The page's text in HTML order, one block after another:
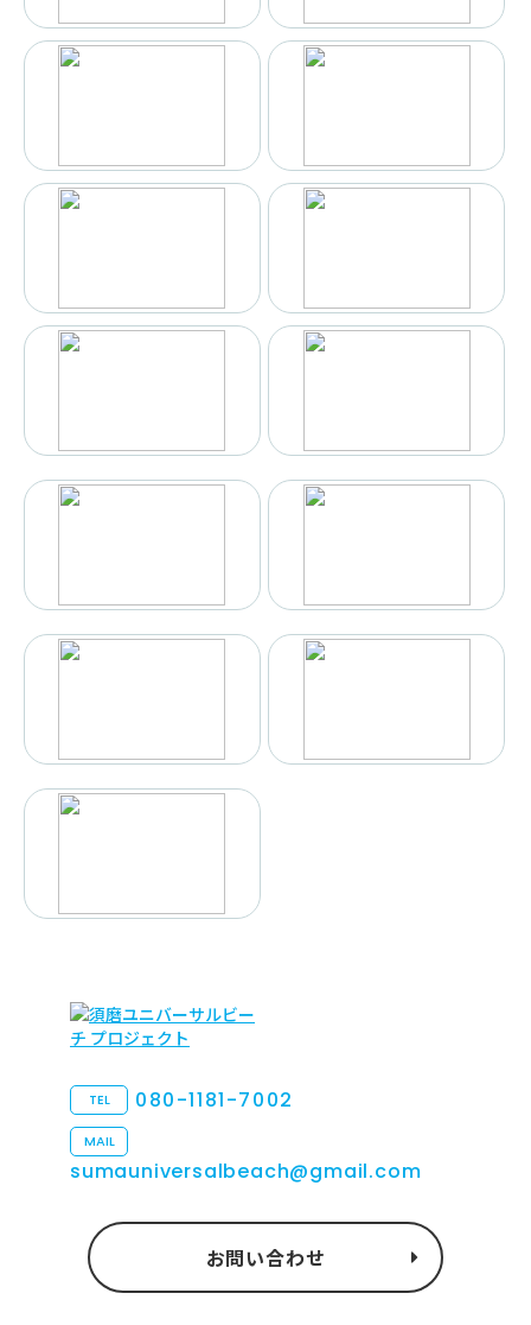
TEL 080-1181-7002
MAIL
sumauniversalbeach@gmail.com
お問い合わせ